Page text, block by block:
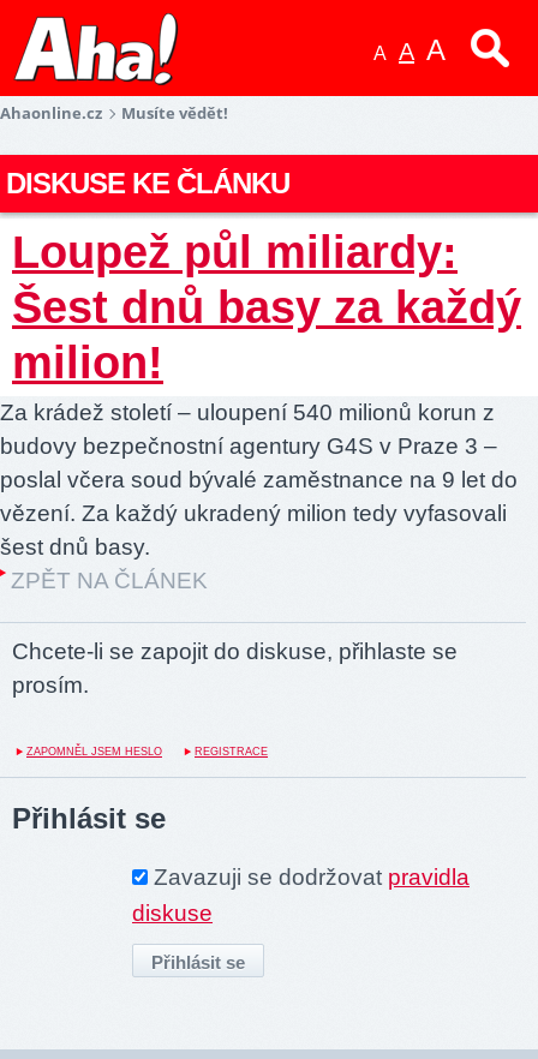
A A A
Ahaonline.cz Musíte vědět!
DISKUSE KE ČLÁNKU
Loupež půl miliardy:
Šest dnů basy za každý
milion!
Za krádež století – uloupení 540 milionů korun z
budovy bezpečnostní agentury G4S v Praze 3 –
poslal včera soud bývalé zaměstnance na 9 let do
vězení. Za každý ukradený milion tedy vyfasovali
šest dnů basy.
ZPĚT NA ČLÁNEK
Chcete-li se zapojit do diskuse, přihlaste se
prosím.
ZAPOMNĚL JSEM HESLO REGISTRACE
Přihlásit se
Zavazuji se dodržovat pravidla
diskuse